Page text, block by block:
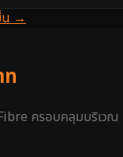
น →
ท
ครอบคลุมบริเวณ